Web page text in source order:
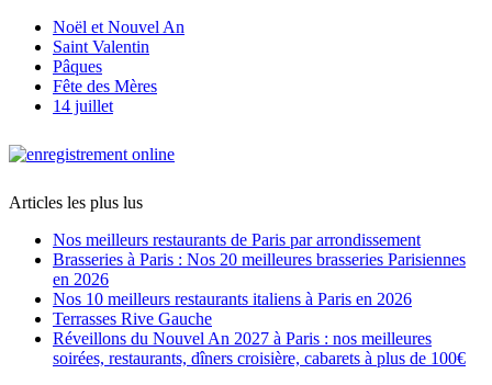
Noël et Nouvel An
Saint Valentin
Pâques
Fête des Mères
14 juillet
Articles les plus lus
Nos meilleurs restaurants de Paris par arrondissement
Brasseries à Paris : Nos 20 meilleures brasseries Parisiennes
en 2026
Nos 10 meilleurs restaurants italiens à Paris en 2026
Terrasses Rive Gauche
Réveillons du Nouvel An 2027 à Paris : nos meilleures
soirées, restaurants, dîners croisière, cabarets à plus de 100€